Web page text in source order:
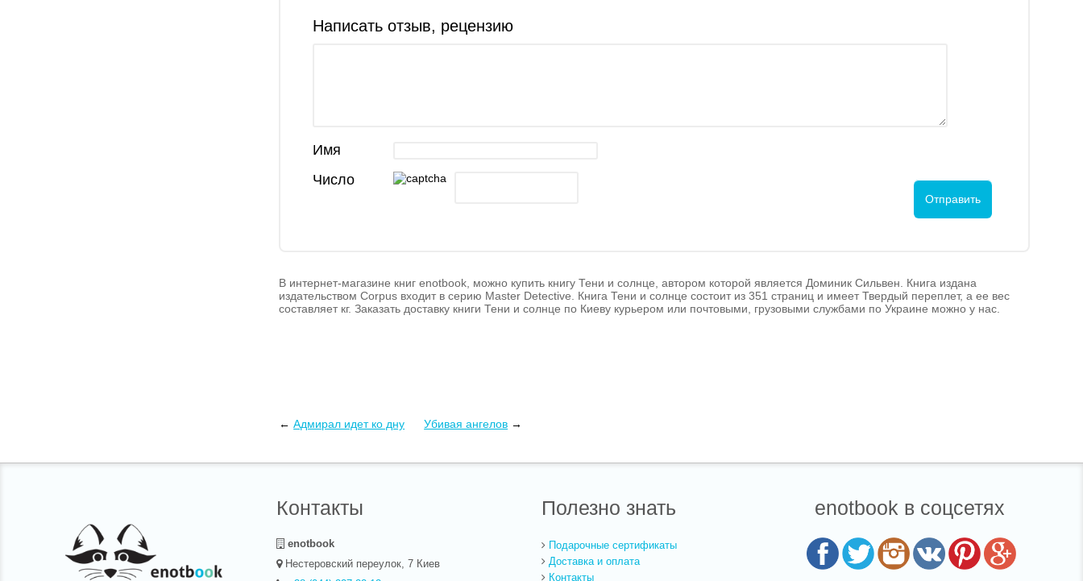
Написать отзыв, рецензию
Имя
Число
В интернет-магазине книг enotbook, можно купить книгу Тени и солнце, автором которой является Доминик Сильвен. Книга издана
издательством Corpus входит в серию Master Detective. Книга Тени и солнце состоит из 351 страниц и имеет Твердый переплет, а ее вес
составляет кг. Заказать доставку книги Тени и солнце по Киеву курьером или почтовыми, грузовыми службами по Украине можно у нас.
←Адмирал идет ко дну Убивая ангелов →
Контакты
enotbook
Нестеровский переулок, 7 Киев
Полезно знать
Подарочные сертификаты
Доставка и оплата
Контакты
enotbook в соцсетях